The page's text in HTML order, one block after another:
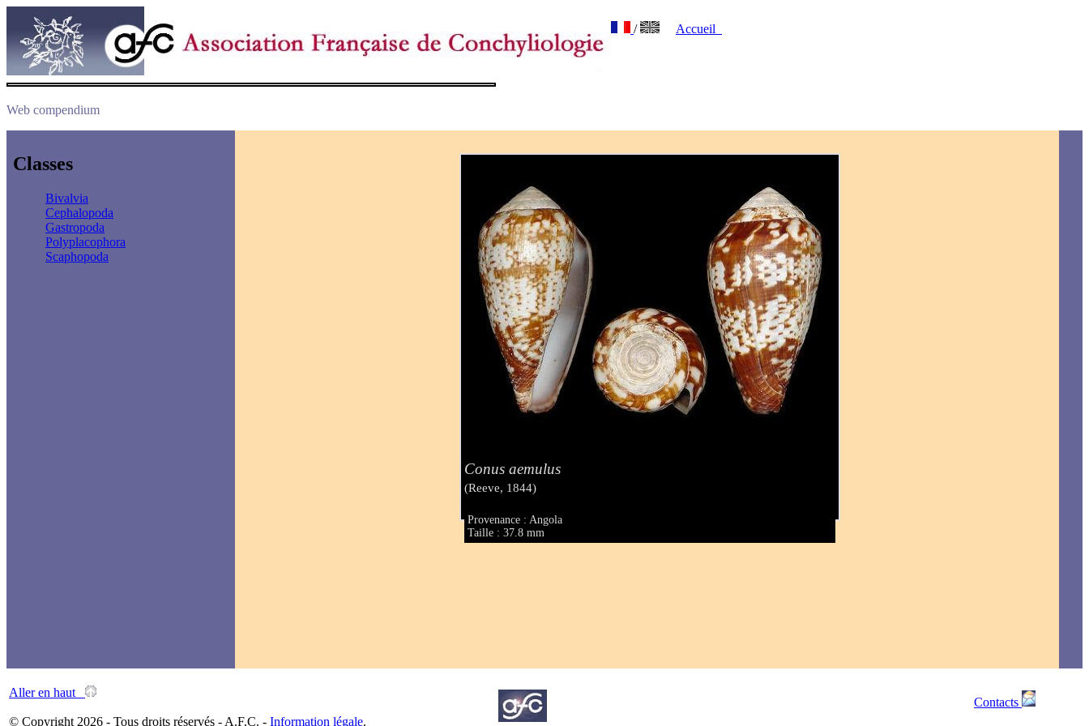
/ Accueil
Web compendium
Classes
Bivalvia
Cephalopoda
Gastropoda
Polyplacophora
Scaphopoda
Conus aemulus
(Reeve, 1844)
Provenance : Angola
Taille : 37.8 mm
Aller en haut
© Copyright 2026 - Tous droits réservés - A.F.C. - Information légale.
Contacts